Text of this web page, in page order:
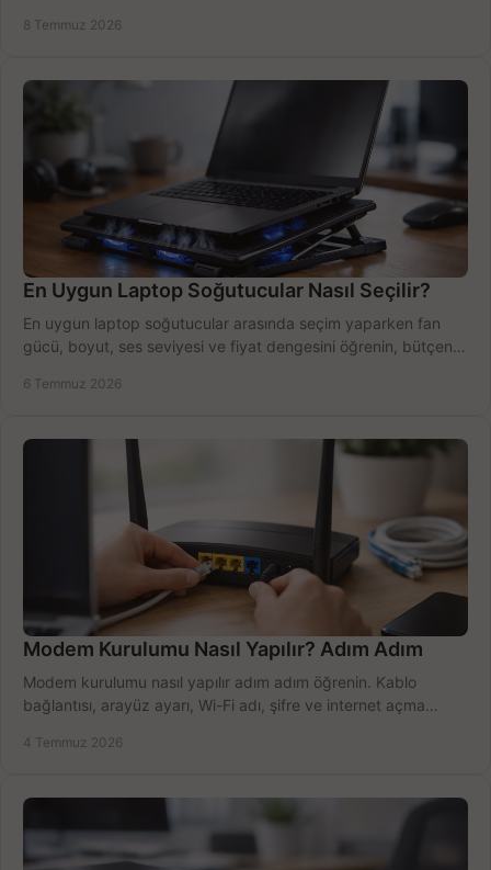
8 Temmuz 2026
En Uygun Laptop Soğutucular Nasıl Seçilir?
En uygun laptop soğutucular arasında seçim yaparken fan
gücü, boyut, ses seviyesi ve fiyat dengesini öğrenin, bütçenizi
6 Temmuz 2026
Modem Kurulumu Nasıl Yapılır? Adım Adım
Modem kurulumu nasıl yapılır adım adım öğrenin. Kablo
bağlantısı, arayüz ayarı, Wi-Fi adı, şifre ve internet açma
4 Temmuz 2026